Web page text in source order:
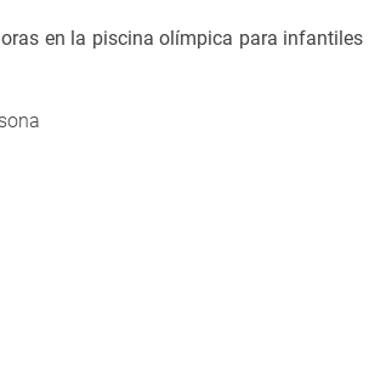
en la piscina olímpica para